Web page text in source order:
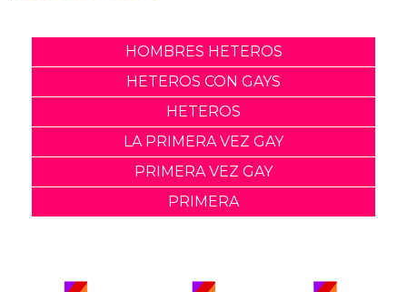
HOMBRES HETEROS
HETEROS CON GAYS
HETEROS
LA PRIMERA VEZ GAY
PRIMERA VEZ GAY
PRIMERA